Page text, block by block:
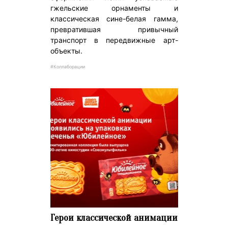
гжельские орнаменты и
классическая сине-белая гамма,
превратившая привычный
транспорт в передвижные арт-
объекты.
#Коллаборации
Герои классической анимации